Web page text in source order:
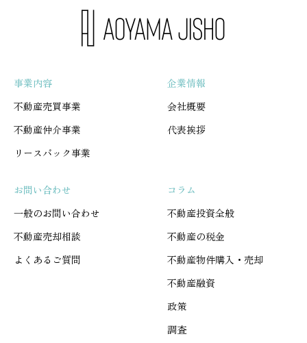
事業内容
不動産売買事業
不動産仲介事業
リースバック事業
企業情報
会社概要
代表挨拶
お問い合わせ
一般のお問い合わせ
不動産売却相談
よくあるご質問
コラム
不動産投資全般
不動産の税金
不動産物件購入・売却
不動産融資
政策
調査